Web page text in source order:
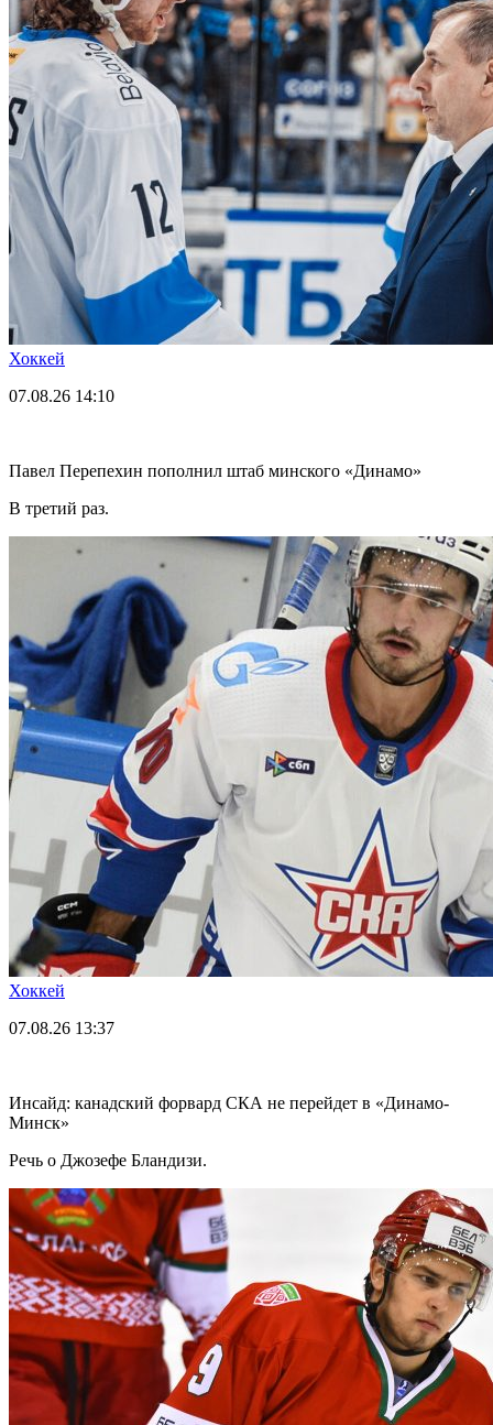
Хоккей
07.08.26 14:10
Павел Перепехин пополнил штаб минского «Динамо»
В третий раз.
Хоккей
07.08.26 13:37
Инсайд: канадский форвард СКА не перейдет в «Динамо-
Минск»
Речь о Джозефе Бландизи.